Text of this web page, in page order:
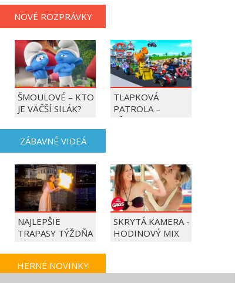
NOVÉ ROZPRÁVKY
ŠMOULOVÉ – KTO
JE VÄČŠÍ SILÁK?
TLAPKOVÁ
PATROLA –
VŠETKY LABKY DO
ZÁBAVNÉ VIDEÁ
NAJLEPŠIE
TRAPASY TÝŽDŇA
SKRYTÁ KAMERA -
HODINOVÝ MIX
HERNÉ NOVINKY